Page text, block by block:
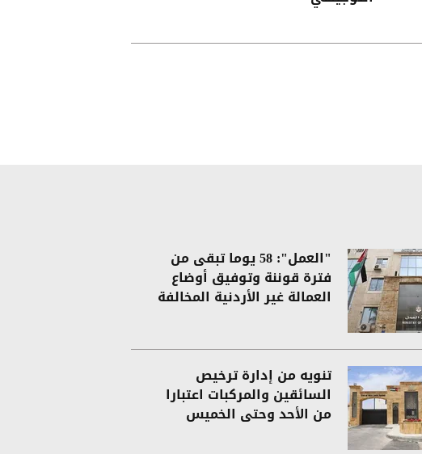
"العمل": 58 يوما تبقى من
فترة قوننة وتوفيق أوضاع
العمالة غير الأردنية المخالفة
تنويه من إدارة ترخيص
السائقين والمركبات اعتبارا
من الأحد وحتى الخميس